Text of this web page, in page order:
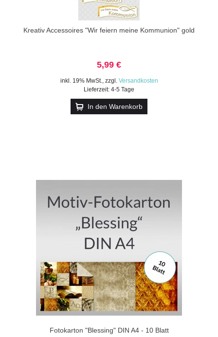
Kreativ Accessoires "Wir feiern meine Kommunion" gold
5,99 €
inkl. 19% MwSt., zzgl. Versandkosten
Lieferzeit: 4-5 Tage
In den Warenkorb
Fotokarton "Blessing" DIN A4 - 10 Blatt